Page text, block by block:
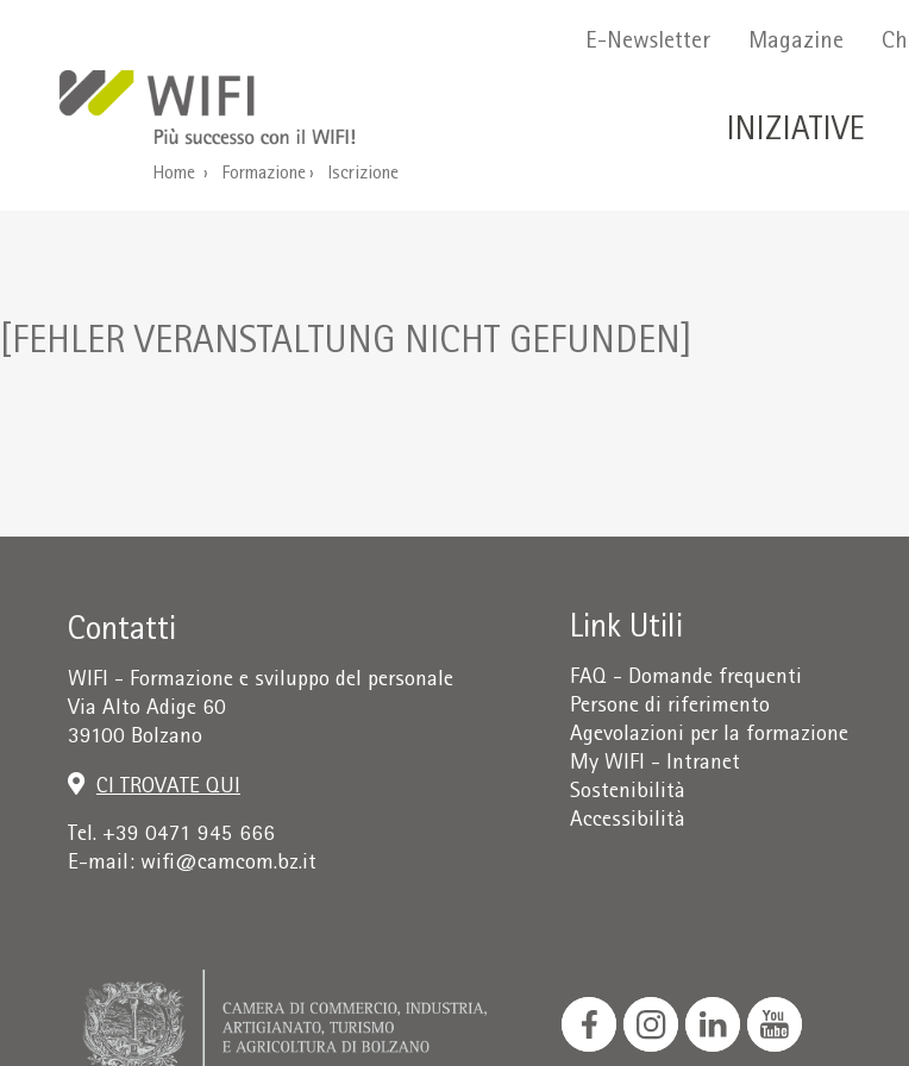
Menu Secondario
E-Newsletter Magazine
INIZIATIVE
Home Formazione Iscrizione
[FEHLER VERANSTALTUNG NICHT GEFUNDEN]
Contatti
WIFI - Formazione e sviluppo del personale
Via Alto Adige 60
39100 Bolzano
CI TROVATE QUI
Tel. +39 0471 945 666
E-mail: wifi@camcom.bz.it
Link Utili
FAQ - Domande frequenti
Persone di riferimento
Agevolazioni per la formazione
My WIFI - Intranet
Sostenibilità
Accessibilità